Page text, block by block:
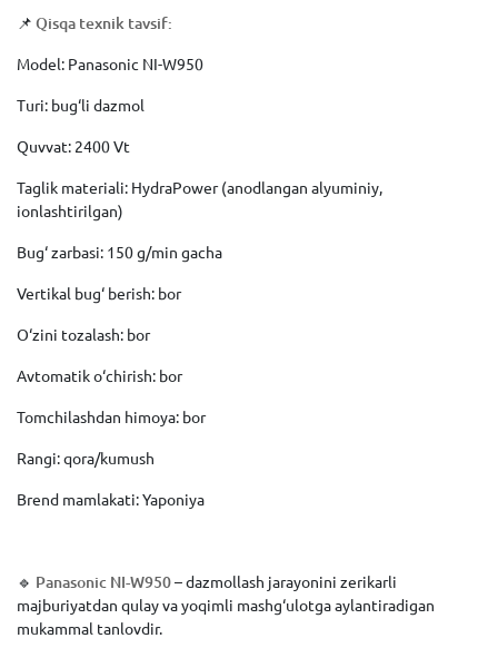
📌 Qisqa texnik tavsif:
Model: Panasonic NI-W950
Turi: bug‘li dazmol
Quvvat: 2400 Vt
Taglik materiali: HydraPower (anodlangan alyuminiy,
ionlashtirilgan)
Bug‘ zarbasi: 150 g/min gacha
Vertikal bug‘ berish: bor
O‘zini tozalash: bor
Avtomatik o‘chirish: bor
Tomchilashdan himoya: bor
Rangi: qora/kumush
Brend mamlakati: Yaponiya
🔹 Panasonic NI-W950– dazmollash jarayonini zerikarli
majburiyatdan qulay va yoqimli mashg‘ulotga aylantiradigan
mukammal tanlovdir.